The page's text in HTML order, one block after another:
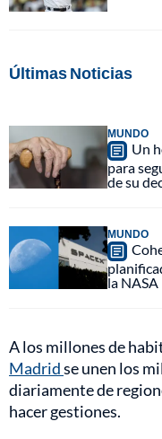
Últimas Noticias
MUNDO
Un
para
de su
MUNDO
la NASA
A los millones de
Madridse unen los
diariamente de
hacer gestiones.